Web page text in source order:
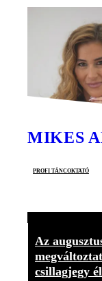
MIKES
profi táncoktató
Az
csillagjegy